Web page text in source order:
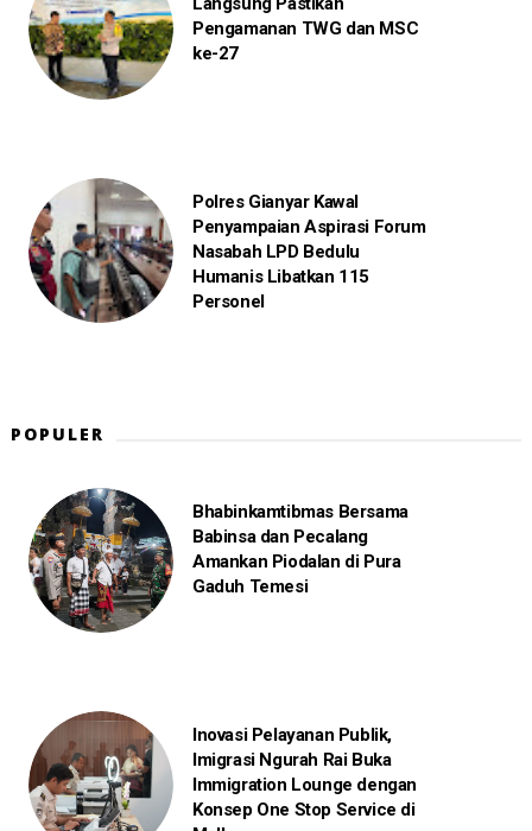
Pengamanan TWG dan MSC
ke-27
Polres Gianyar Kawal
Penyampaian Aspirasi Forum
Nasabah LPD Bedulu
Humanis Libatkan 115
Personel
POPULER
Bhabinkamtibmas Bersama
Babinsa dan Pecalang
Amankan Piodalan di Pura
Gaduh Temesi
Inovasi Pelayanan Publik,
Imigrasi Ngurah Rai Buka
Immigration Lounge dengan
Konsep One Stop Service di